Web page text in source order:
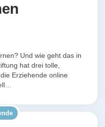
Und wie geht das in
hat drei tolle,
Erziehende online